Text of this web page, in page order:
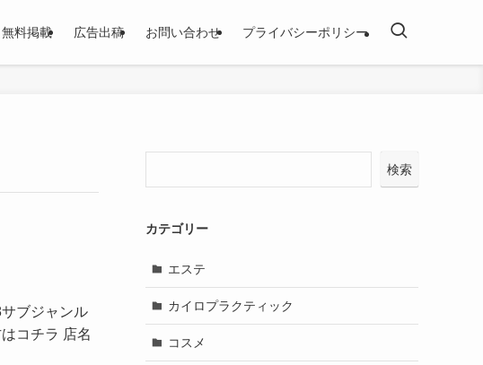
無料掲載 広告出稿 お問い合わせ プライバシーポリシー
ブジャンル
コチラ 店名
検索
カテゴリー
エステ
カイロプラクティック
コスメ